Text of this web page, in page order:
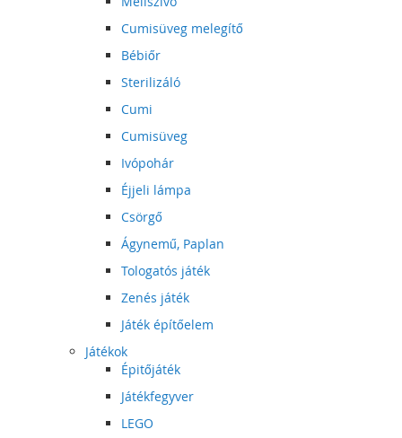
Cumisüveg melegítő
Bébiőr
Sterilizáló
Cumi
Cumisüveg
Ivópohár
Éjjeli lámpa
Csörgő
Ágynemű, Paplan
Tologatós játék
Zenés játék
Játék építőelem
Játékok
Épitőjáték
Játékfegyver
LEGO